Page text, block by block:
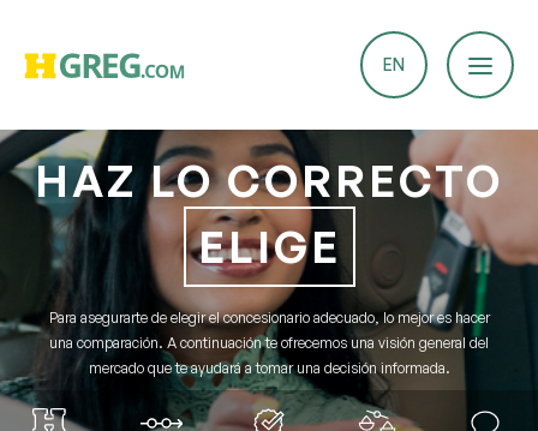
EN
HAZ LO CORRECTO
ELIGE
Para asegurarte de elegir el concesionario adecuado, lo mejor es hacer
una comparación. A continuación te ofrecemos una visión general del
mercado que te ayudará a tomar una decisión informada.
Informar un problema
¡Nos comprometemos a mejorar nuestro servicio!
Si ha encontrado algún problema o error, complete
este formulario.
Sus comentarios nos ayudarán a mejorar la
plataforma.
Email